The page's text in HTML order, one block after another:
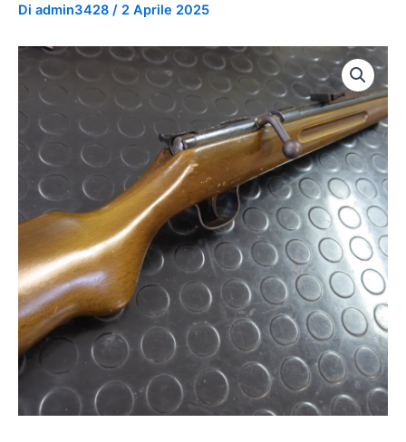
Di admin3428 / 2 Aprile 2025